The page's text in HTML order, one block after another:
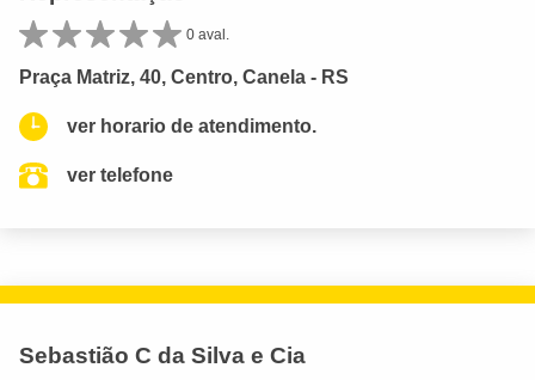
0 aval.
Praça Matriz, 40, Centro, Canela - RS
ver horario de atendimento.
ver telefone
Sebastião C da Silva e Cia